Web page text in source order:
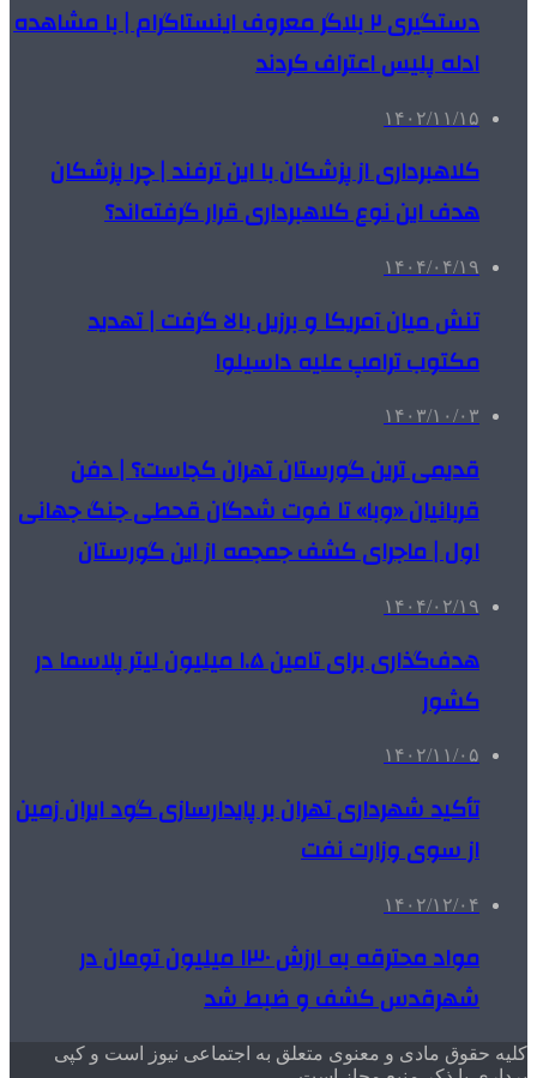
دستگیری ۲ بلاگر معروف اینستاگرام | با مشاهده
ادله پلیس اعتراف کردند
۱۴۰۲/۱۱/۱۵
کلاهبرداری از پزشکان با این ترفند | چرا پزشکان
هدف این نوع کلاهبرداری قرار گرفته‌اند؟
۱۴۰۴/۰۴/۱۹
تنش میان آمریکا و برزیل بالا گرفت | تهدید
مکتوب ترامپ علیه داسیلوا
۱۴۰۳/۱۰/۰۳
قدیمی ترین گورستان تهران کجاست؟ | دفن
قربانیان «وبا» تا فوت شدگان قحطی جنگ جهانی
اول | ماجرای کشف جمجمه از این گورستان
۱۴۰۴/۰۲/۱۹
هدف‌گذاری برای تامین ۱.۵ میلیون لیتر پلاسما در
کشور
۱۴۰۲/۱۱/۰۵
تأکید شهرداری تهران بر پایدارسازی گود ایران زمین
از سوی وزارت نفت
۱۴۰۲/۱۲/۰۴
مواد محترقه به ارزش ۱۳۰ میلیون تومان در
شهرقدس کشف و ضبط شد
کلیه حقوق مادی و معنوی متعلق به اجتماعی نیوز است و کپی